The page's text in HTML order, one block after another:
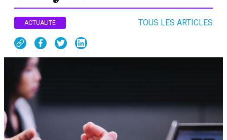
ACTUALITÉ TOUS LES ARTICLES